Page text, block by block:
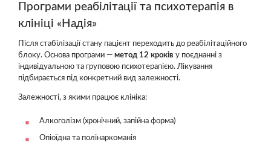
Програми реабілітації та психотерапія в
клініці «Надія»
Після стабілізації стану пацієнт переходить до реабілітаційного
блоку. Основа програми — метод 12 кроків у поєднанні з
індивідуальною та груповою психотерапією. Лікування
підбирається під конкретний вид залежності.
Залежності, з якими працює клініка:
Алкоголізм (хронічний, запійна форма)
Опіоїдна та полінаркоманія